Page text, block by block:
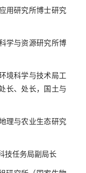
研究所博士研究
与资源研究所博
科学与技术局工
长、处长，国土与
与农业生态研究
任务局副局长